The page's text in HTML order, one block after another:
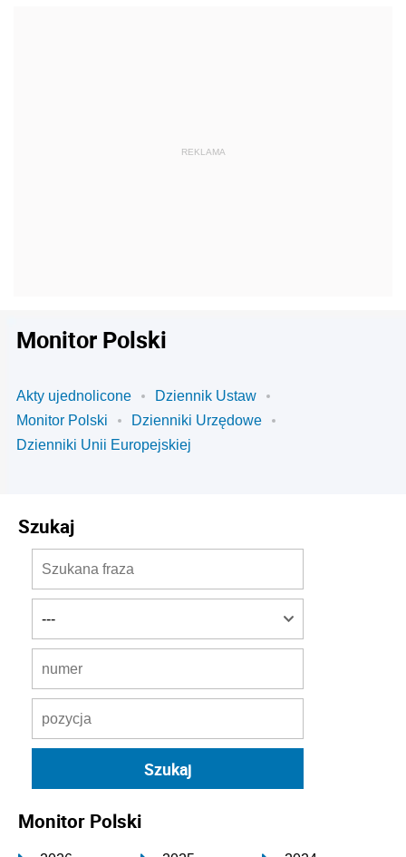
Monitor Polski
Akty ujednolicone
Dziennik Ustaw
Monitor Polski
Dzienniki Urzędowe
Dzienniki Unii Europejskiej
Szukaj
Monitor Polski